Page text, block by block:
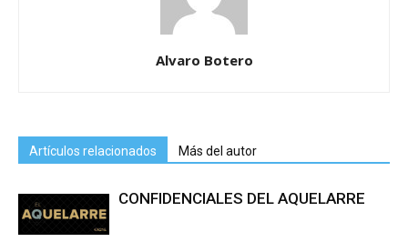
Alvaro Botero
Artículos relacionados Más del autor
CONFIDENCIALES DEL AQUELARRE